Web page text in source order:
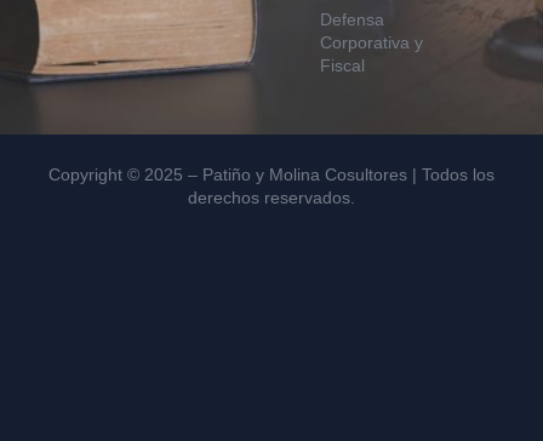
Defensa
Corporativa y
Fiscal
Copyright © 2025 – Patiño y Molina Cosultores | Todos los
derechos reservados.